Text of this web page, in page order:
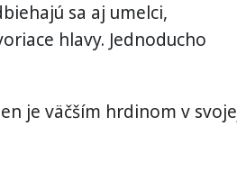
sa aj umelci,
hlavy. Jednoducho
je väčším hrdinom v